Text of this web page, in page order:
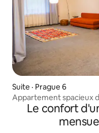
Suite · Prague 6
Appartement spacieux
l'aéroport
Le confort